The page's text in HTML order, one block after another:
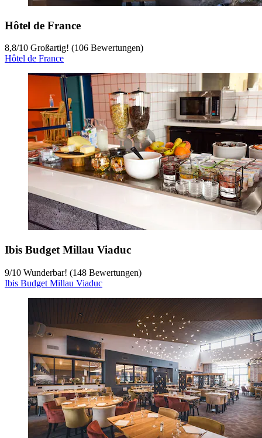
Hôtel de France
8,8/10 Großartig! (106 Bewertungen)
Hôtel de France
Ibis Budget Millau Viaduc
9/10 Wunderbar! (148 Bewertungen)
Ibis Budget Millau Viaduc